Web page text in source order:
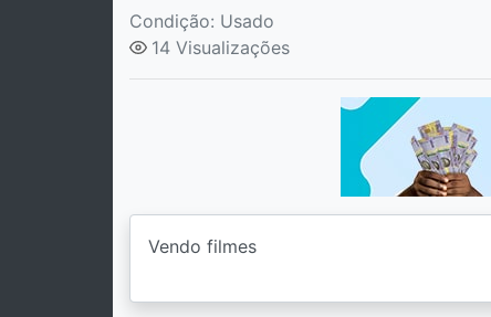
Condição: Usado
14 Visualizações